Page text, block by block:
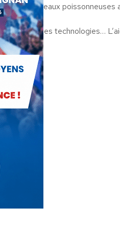
dans nos eaux poissonneuses
les nouvelles technologies…